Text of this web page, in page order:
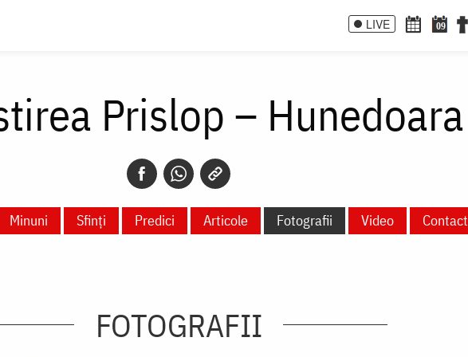
LIVE 09
Prislop – Hunedoara
Minuni Sfinți Predici Articole Fotografii Video Contact
FOTOGRAFII